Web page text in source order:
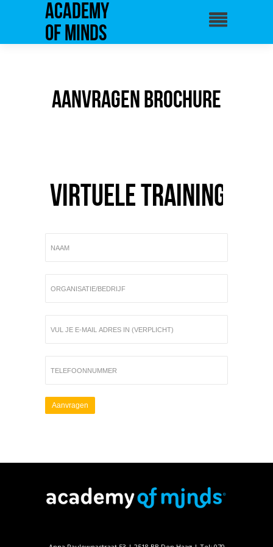
Academy
of Minds
Aanvragen brochure